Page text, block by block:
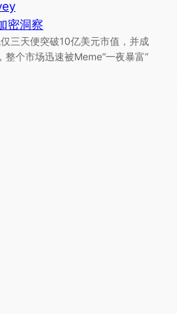
密洞察
三天便突破10亿美元市值，并成
整个市场迅速被Meme“一夜暴富”